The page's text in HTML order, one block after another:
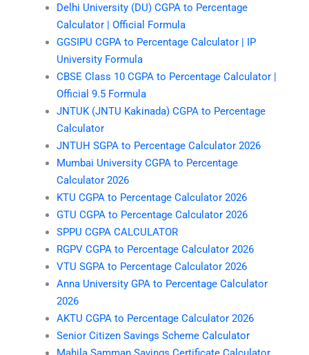
Delhi University (DU) CGPA to Percentage
Calculator | Official Formula
GGSIPU CGPA to Percentage Calculator | IP
University Formula
CBSE Class 10 CGPA to Percentage Calculator |
Official 9.5 Formula
JNTUK (JNTU Kakinada) CGPA to Percentage
Calculator
JNTUH SGPA to Percentage Calculator 2026
Mumbai University CGPA to Percentage
Calculator 2026
KTU CGPA to Percentage Calculator 2026
GTU CGPA to Percentage Calculator 2026
SPPU CGPA CALCULATOR
RGPV CGPA to Percentage Calculator 2026
VTU SGPA to Percentage Calculator 2026
Anna University GPA to Percentage Calculator
2026
AKTU CGPA to Percentage Calculator 2026
Senior Citizen Savings Scheme Calculator